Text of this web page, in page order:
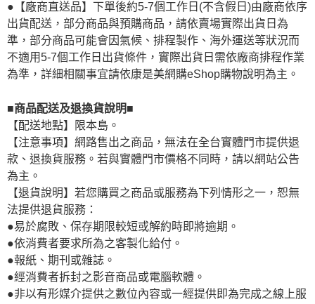
●【廠商直送品】下單後約5-7個工作日(不含假日)由廠商依序
出貨配送，部分商品與預購商品，請依賣場實際出貨日為
準，部分商品可能會因氣候、排程製作、海外運送等狀況而
不適用5-7個工作日出貨條件，實際出貨日需依廠商排程作業
為準，詳細相關事宜請依康是美網購eShop購物說明為主。
■商品配送及退換貨說明■
【配送地點】限本島。
【注意事項】網路售出之商品，無法在全台實體門市提供退
款、退換貨服務。若與實體門市價格不同時，請以網站公告
為主。
【退貨說明】若您購買之商品或服務為下列情形之一，恕無
法提供退貨服務：
●易於腐敗、保存期限較短或解約時即將逾期。
●依消費者要求所為之客製化給付。
●報紙、期刊或雜誌。
●經消費者拆封之影音商品或電腦軟體。
●非以有形媒介提供之數位內容或一經提供即為完成之線上服